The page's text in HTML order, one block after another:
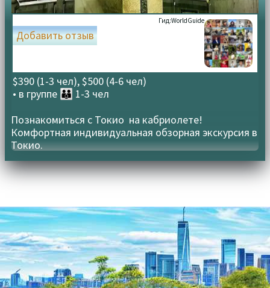
Гид:WorldGuide
$390 (1-3 чел), $500 (4-6 чел)
• в группе 👪 1-3 чел
Добавить отзыв
Познакомиться с Токио на кабриолете!
Комфортная индивидуальная обзорная экскурсия в
Токио.